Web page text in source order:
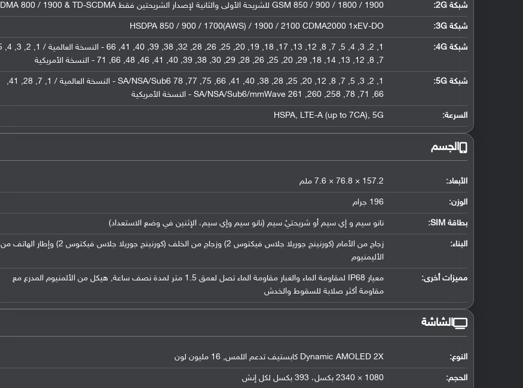
شبكة 2G: GSM 850 / 900 / 1800 / 1900 للشريحة الأولى والثانية لإصدار الشريحتين فقط CDMA 800 / 1900 & TD-SCDMA
شبكة 3G :
HSDPA 850 / 900 / 1700(AWS) / 1900 / 2100 CDMA2000 1xEV-DO
شبكة 4G :
7, 8, 12, 13, 14, 18, 29, 20, 25, 26, 28, 29, 30, 38, 39, 40, 41, 46, 48, 66, 71 - النسخة الأمريكية
شبكة 5G :
1, 2, 3, 5, 7, 8, 12, 20, 25, 28, 38, 40, 41, 66, 75, 77, 78 SA/NSA/Sub6 - النسخة العالمية / 1, 7, 28, 41,
66, 71, 78, 258, 260, 261 SA/NSA/Sub6/mmWave - النسخة الأمريكية
السرعة: HSPA, LTE-A (up to 7CA), 5G
الجسم
الأبعاد: 157.2 × 76.8 × 7.6 ملم
الوزن: 196 جرام
بطاقة SIM: نانو سيم و إي سيم أو شريحتيْ سيم (نانو سيم وإي سيم، الإثنين في وضع الاستعداد)
البناء:
زجاج من الأمام (كورنينج جوريلا جلاس فيكتوس 2) وزجاج من الخلف (كورنينج جوريلا جلاس فيكتوس 2) وإطار الهاتف من
الأليمنيوم
مميزات أخرى:
معيار IP68 لمقاومة الماء والغبار مقاومة الماء تصل لعمق 1.5 متر لمدة نصف ساعة, هيكل من الألمنيوم المدرع مع
مقاومة أكثر صلابة للسقوط والخدش
الشاشة
النوع: Dynamic AMOLED 2X كابستيف تدعم اللمس, 16 مليون لون
الحجم: 1080 × 2340 بكسل، 393 بكسل لكل إنش